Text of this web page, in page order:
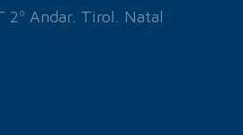
2º Andar. Tirol. Natal